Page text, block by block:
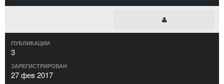
ПУБЛИКАЦИИ
3
ЗАРЕГИСТРИРОВАН
27 фев 2017